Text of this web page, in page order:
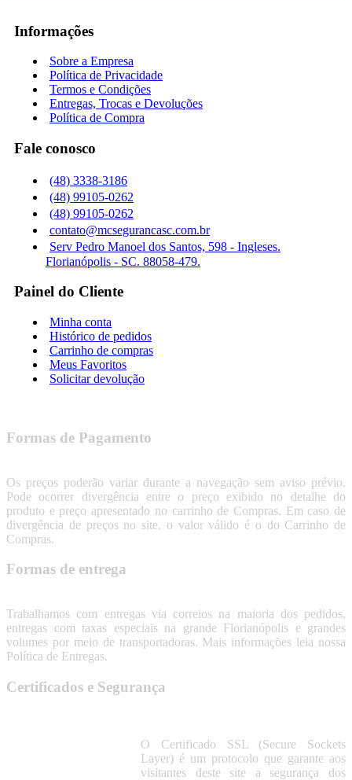
Informações
Sobre a Empresa
Política de Privacidade
Termos e Condições
Entregas, Trocas e Devoluções
Política de Compra
Fale conosco
(48) 3338-3186
(48) 99105-0262
(48) 99105-0262
contato@mcsegurancasc.com.br
Serv Pedro Manoel dos Santos, 598 - Ingleses.
Florianópolis - SC. 88058-479.
Painel do Cliente
Minha conta
Histórico de pedidos
Carrinho de compras
Meus Favoritos
Solicitar devolução
Formas de Pagamento
Os preços poderão variar durante a navegação sem aviso prévio.
Pode ocorrer divergência entre o preço exibido no detalhe do
produto e preço apresentado no carrinho de Compras. Em caso de
divergência de preços no site, o valor válido é o do Carrinho de
Compras.
Formas de entrega
Trabalhamos com entregas via correios na maioria dos pedidos,
entregas com taxas especiais na grande Florianópolis e grandes
volumes por meio de transportadoras. Mais informações leia nossa
Política de Entregas.
Certificados e Segurança
O Certificado SSL (Secure Sockets
Layer) é um protocolo que garante aos
visitantes deste site a segurança dos